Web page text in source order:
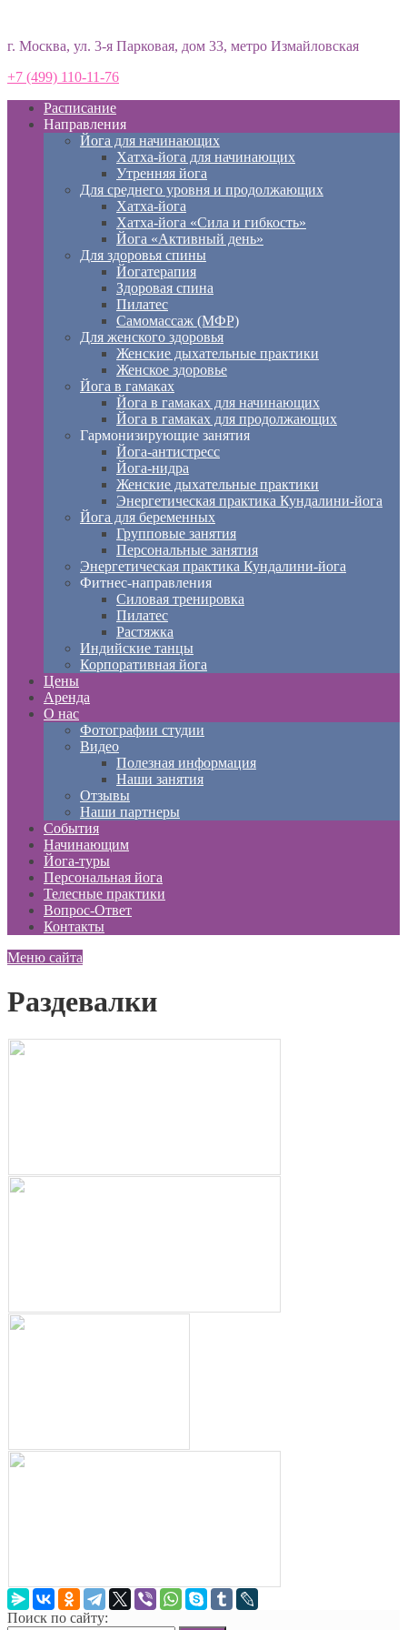
г. Москва, ул. 3-я Парковая, дом 33, метро Измайловская
+7 (499) 110-11-76
Расписание
Направления
Йога для начинающих
Хатха-йога для начинающих
Утренняя йога
Для среднего уровня и продолжающих
Хатха-йога
Хатха-йога «Сила и гибкость»
Йога «Активный день»
Для здоровья спины
Йогатерапия
Здоровая спина
Пилатес
Самомассаж (МФР)
Для женского здоровья
Женские дыхательные практики
Женское здоровье
Йога в гамаках
Йога в гамаках для начинающих
Йога в гамаках для продолжающих
Гармонизирующие занятия
Йога-антистресс
Йога-нидра
Женские дыхательные практики
Энергетическая практика Кундалини-йога
Йога для беременных
Групповые занятия
Персональные занятия
Энергетическая практика Кундалини-йога
Фитнес-направления
Силовая тренировка
Пилатес
Растяжка
Индийские танцы
Корпоративная йога
Цены
Аренда
О нас
Фотографии студии
Видео
Полезная информация
Наши занятия
Отзывы
Наши партнеры
События
Начинающим
Йога-туры
Персональная йога
Телесные практики
Вопрос-Ответ
Контакты
Меню сайта
Раздевалки
Поиск по сайту: